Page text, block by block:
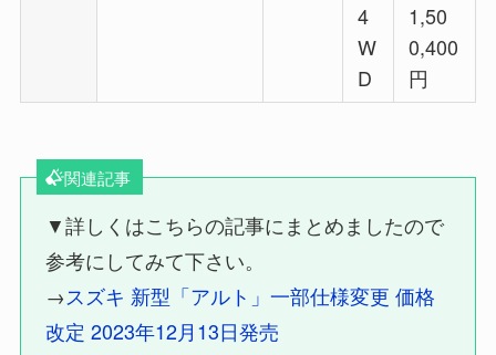
4
W
D
1,50
0,400
円
関連記事
▼詳しくはこちらの記事にまとめましたので
参考にしてみて下さい。
→スズキ 新型「アルト」一部仕様変更 価格
改定 2023年12月13日発売